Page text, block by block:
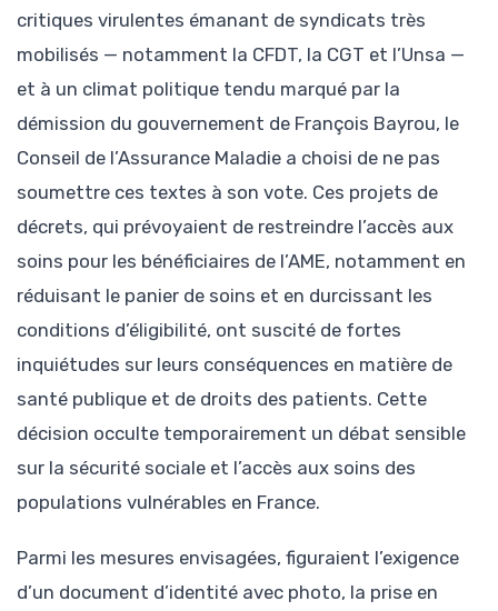
critiques virulentes émanant de syndicats très
mobilisés — notamment la CFDT, la CGT et l’Unsa —
et à un climat politique tendu marqué par la
démission du gouvernement de François Bayrou, le
Conseil de l’Assurance Maladie a choisi de ne pas
soumettre ces textes à son vote. Ces projets de
décrets, qui prévoyaient de restreindre l’accès aux
soins pour les bénéficiaires de l’AME, notamment en
réduisant le panier de soins et en durcissant les
conditions d’éligibilité, ont suscité de fortes
inquiétudes sur leurs conséquences en matière de
santé publique et de droits des patients. Cette
décision occulte temporairement un débat sensible
sur la sécurité sociale et l’accès aux soins des
populations vulnérables en France.
Parmi les mesures envisagées, figuraient l’exigence
d’un document d’identité avec photo, la prise en